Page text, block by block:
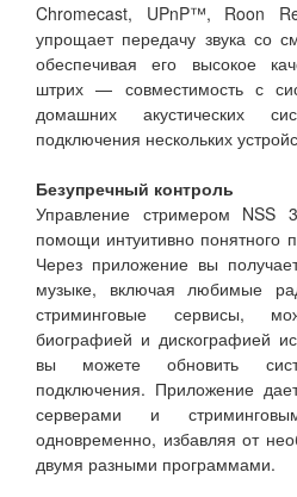
Chromecast, UPnP™, Roon
упрощает передачу звука со
обеспечивая его высокое
штрих — совместимость с
домашних акустических
подключения нескольких
Безупречный контроль
Управление стримером NSS
помощи интуитивно понятного
Через приложение вы
музыке, включая любимые
стриминговые сервисы,
биографией и дискографией
вы можете обновить
подключения. Приложение
серверами и
одновременно, избавляя от
двумя разными программами.